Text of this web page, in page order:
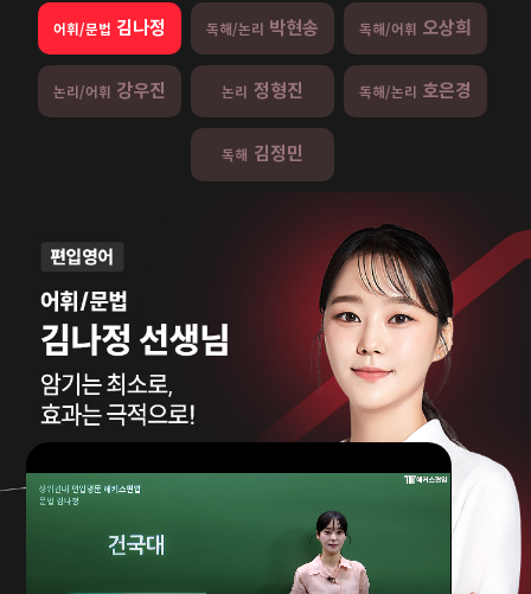
어휘/문법 김나정 독해/논리 박현송 독해/어휘 오상희
논리/어휘 강우진 논리 정형진 독해/논리 호은경
독해 김정민